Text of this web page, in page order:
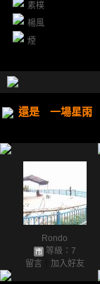
素樸
楊風
煙
還是 一場星雨
Rondo
等級：7
留言
加入好友